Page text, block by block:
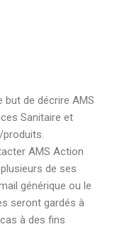
but de décrire AMS
Sanitaire et
AMS Action
de ses
générique ou le
seront gardés à
à des fins